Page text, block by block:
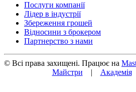
Послуги компанії
Лідер в індустрії
Збереження грошей
Відносини з брокером
Партнерство з нами
© Всі права захищені. Працює на
Майстри | Академія